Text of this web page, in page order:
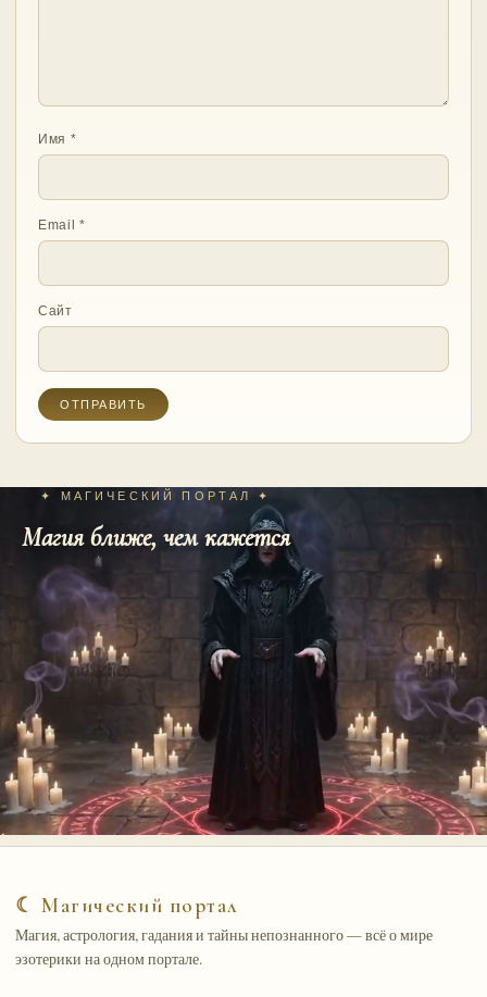
Имя *
Email*
Сайт
✦ МАГИЧЕСКИЙ ПОРТАЛ ✦
Магия ближе, чем кажется
☾ Магический портал
Магия, астрология, гадания и тайны непознанного — всё о мире
эзотерики на одном портале.